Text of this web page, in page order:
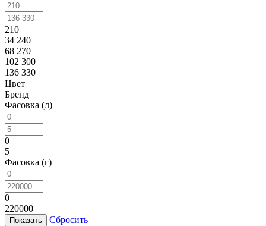
210
34 240
68 270
102 300
136 330
Цвет
Бренд
Фасовка (л)
0
5
Фасовка (г)
0
220000
Сбросить